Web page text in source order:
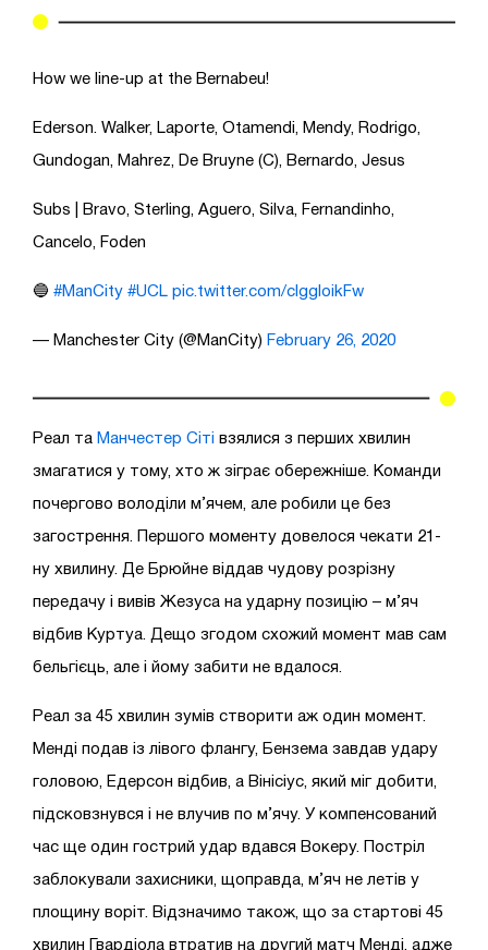
How we line-up at the Bernabeu!
Ederson. Walker, Laporte, Otamendi, Mendy, Rodrigo,
Gundogan, Mahrez, De Bruyne (C), Bernardo, Jesus
Subs | Bravo, Sterling, Aguero, Silva, Fernandinho,
Cancelo, Foden
🔵 #ManCity #UCL pic.twitter.com/cIggIoikFw
— Manchester City (@ManCity) February 26, 2020
Реал та Манчестер Сіті взялися з перших хвилин
змагатися у тому, хто ж зіграє обережніше. Команди
почергово володіли м’ячем, але робили це без
загострення. Першого моменту довелося чекати 21-
ну хвилину. Де Брюйне віддав чудову розрізну
передачу і вивів Жезуса на ударну позицію – м’яч
відбив Куртуа. Дещо згодом схожий момент мав сам
бельгієць, але і йому забити не вдалося.
Реал за 45 хвилин зумів створити аж один момент.
Менді подав із лівого флангу, Бензема завдав удару
головою, Едерсон відбив, а Вінісіус, який міг добити,
підсковзнувся і не влучив по м’ячу. У компенсований
час ще один гострий удар вдався Вокеру. Постріл
заблокували захисники, щоправда, м’яч не летів у
площину воріт. Відзначимо також, що за стартові 45
хвилин Гвардіола втратив на другий матч Менді, адже